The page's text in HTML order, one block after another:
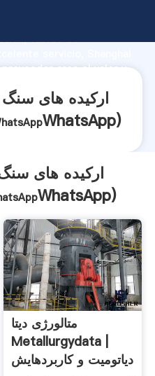
fuerza de
WhatsApp)
ارکیده های سنگ
WhatsApp)
متالورژی دیتا
Metallurgydata |
دیاتومیت و کاربردهایش